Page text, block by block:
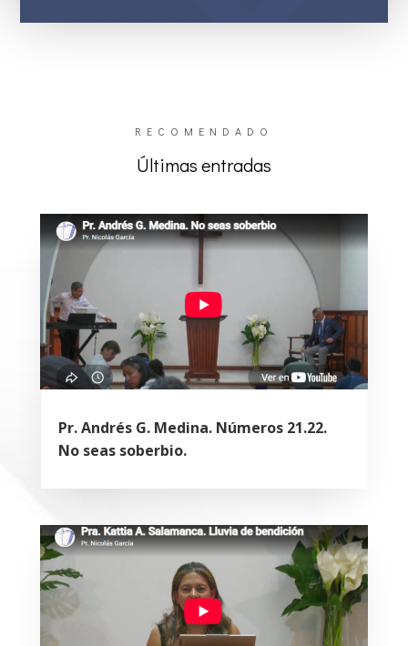
RECOMENDADO
Últimas entradas
Pr. Andrés G. Medina. Números 21.22.
No seas soberbio.